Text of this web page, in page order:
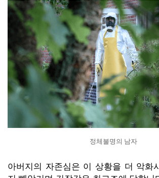
정체불명의 남자
아버지의 자존심은 이 상황을 더 악화